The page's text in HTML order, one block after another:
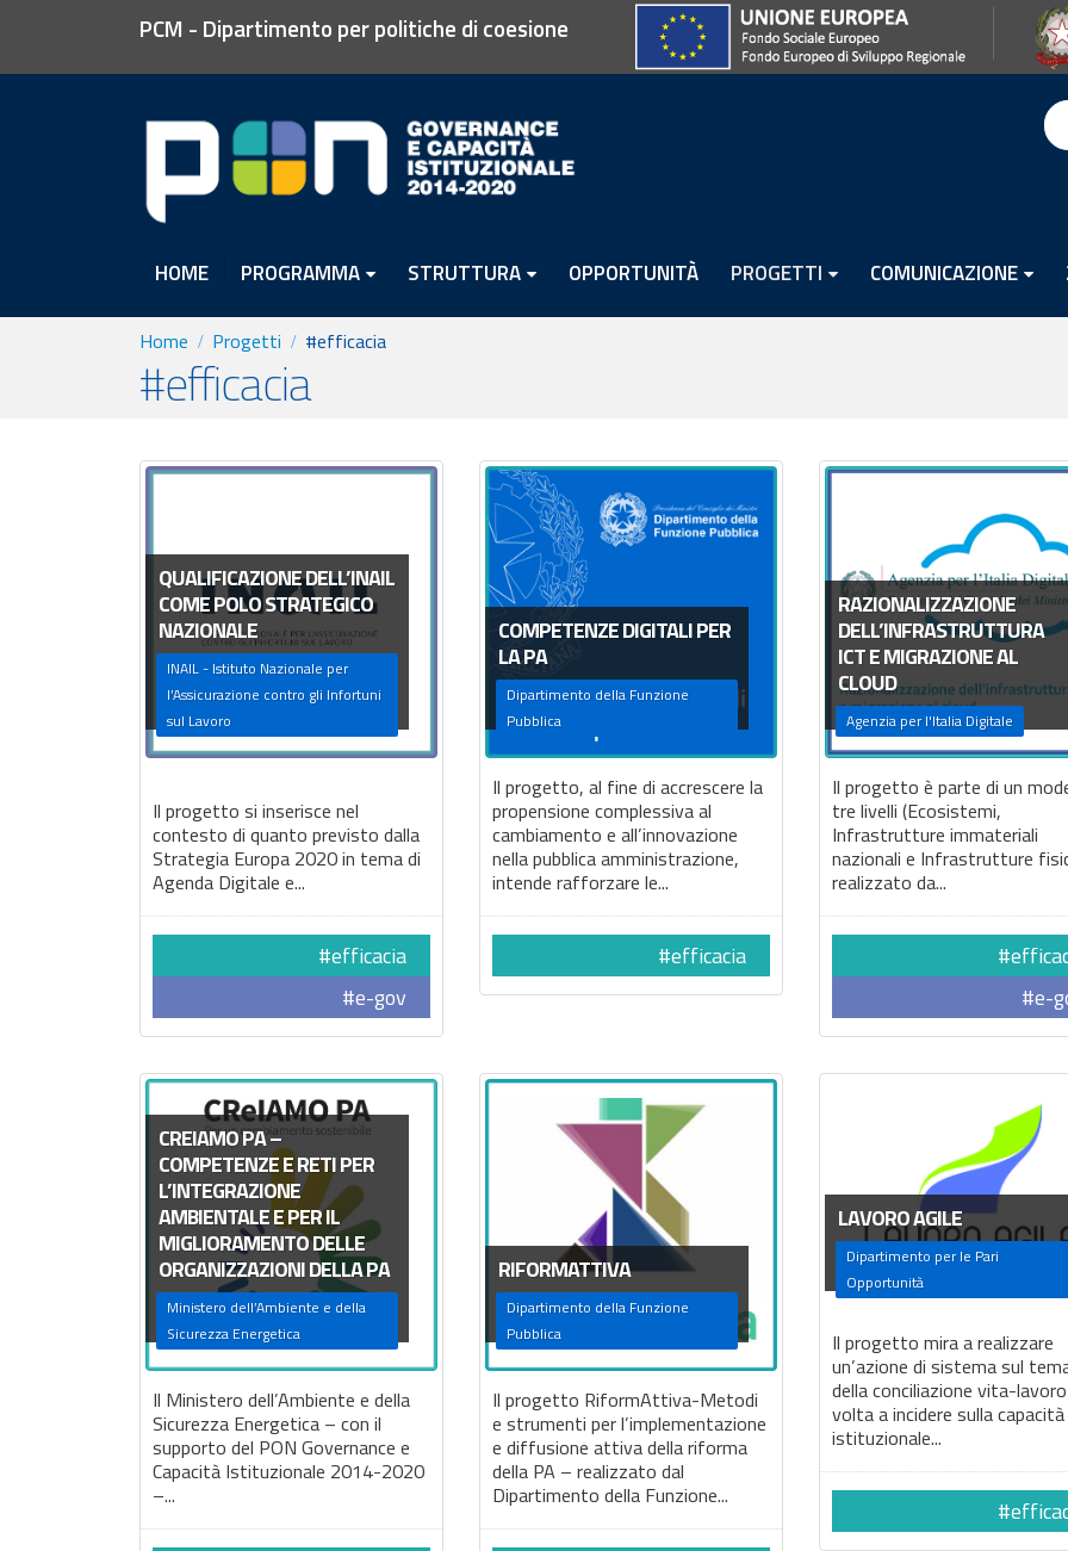
PCM - Dipartimento per politiche di coesione
HOME PROGRAMMA STRUTTURA OPPORTUNITÀ PROGETTI COMUNICAZIONE
Home Progetti #efficacia
#efficacia
QUALIFICAZIONE DELL’INAIL
COME POLO STRATEGICO
NAZIONALE
INAIL - Istituto Nazionale per
l’Assicurazione contro gli Infortuni
sul Lavoro
Il progetto si inserisce nel
contesto di quanto previsto dalla
Strategia Europa 2020 in tema di
Agenda Digitale e...
#efficacia
#e-gov
COMPETENZE DIGITALI PER
LA PA
Dipartimento della Funzione
Pubblica
Il progetto, al fine di accrescere la
propensione complessiva al
cambiamento e all’innovazione
nella pubblica amministrazione,
intende rafforzare le...
#efficacia
RAZIONALIZZAZIONE
DELL’INFRASTRUTTURA
ICT E MIGRAZIONE AL
CLOUD
Agenzia per l'Italia Digitale
Il progetto è parte di un
tre livelli (Ecosistemi,
Infrastrutture immateriali
nazionali e Infrastrutture
realizzato da...
#e-
CREIAMO PA –
COMPETENZE E RETI PER
L’INTEGRAZIONE
AMBIENTALE E PER IL
MIGLIORAMENTO DELLE
ORGANIZZAZIONI DELLA PA
Ministero dell’Ambiente e della
Sicurezza Energetica
Il Ministero dell’Ambiente e della
Sicurezza Energetica – con il
supporto del PON Governance e
Capacità Istituzionale 2014-2020
–...
RIFORMATTIVA
Dipartimento della Funzione
Pubblica
Il progetto RiformAttiva-Metodi
e strumenti per l’implementazione
e diffusione attiva della riforma
della PA – realizzato dal
Dipartimento della Funzione...
LAVORO AGILE
Dipartimento per le Pari
Opportunità
Il progetto mira a realizzare
un’azione di sistema sul
della conciliazione vita-lavoro
volta a incidere sulla capacità
istituzionale...